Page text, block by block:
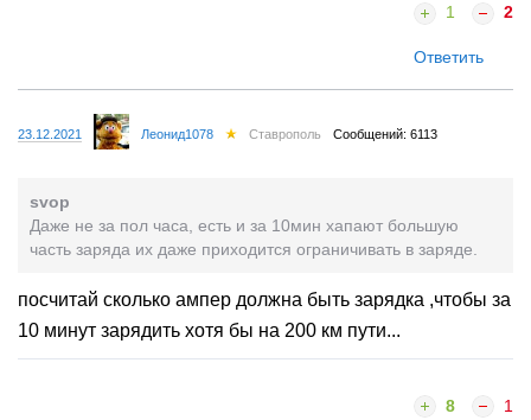
1 2
Ответить
23.12.2021 Леонид1078 Ставрополь Сообщений: 6113
svop
Даже не за пол часа, есть и за 10мин хапают большую
часть заряда их даже приходится ограничивать в заряде.
посчитай сколько ампер должна быть зарядка ,чтобы за
10 минут зарядить хотя бы на 200 км пути...
8 1